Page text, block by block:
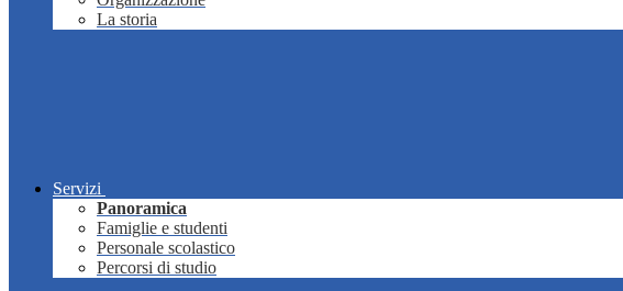
La storia
Servizi
Panoramica
Famiglie e studenti
Personale scolastico
Percorsi di studio